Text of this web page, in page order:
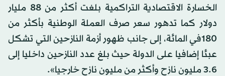
الخسارة الاقتصادية التراكمية بلغت أكثر من 88 مليار
دولار كما تدهور سعر صرف العملة الوطنية بأكثر من
180في المائة، إلى جانب ظهور أزمة النازحين التي تشكل
عبئا إضافيا على الدولة حيث بلغ عدد النازحين داخليا إلى
3.6 مليون نازح وأكثر من مليون نازح خارجيا».